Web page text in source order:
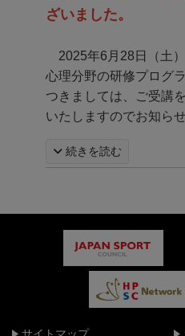
ざいました。
2025年6月28日（土
心理分野の研修プログ
つきましては、ご受講
いたしますのでお知ら
続きを読む